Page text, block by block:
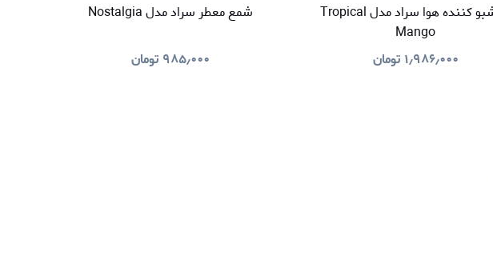
خوشبو کننده هوا سراد مدل Tropical
Mango
۱٫۹۸۶٫۰۰۰ تومان
شمع معطر سراد مدل Nostalgia
۹۸۵٫۰۰۰ تومان